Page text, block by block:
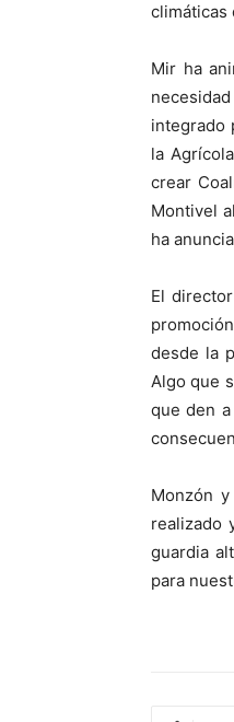
climáticas
Mir ha
integrado
la
crear
Montivel
ha
El
desde la
Algo que
que den
Monzón
realizado
guardia
para